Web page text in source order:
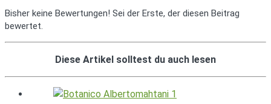
Bisher keine Bewertungen! Sei der Erste, der diesen Beitrag
bewertet.
Diese Artikel solltest du auch lesen